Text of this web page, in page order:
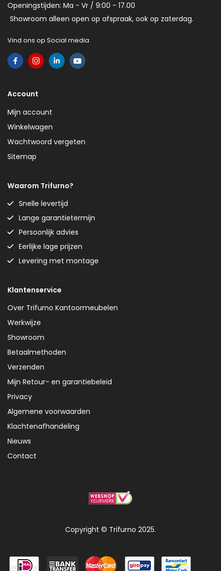
Openingstijden: Ma - Vr / 9:00 - 17.00
Showroom alleen open op afspraak, ook op zaterdag.
Vind ons op Social media
Account
Mijn account
Winkelwagen
Wachtwoord vergeten
Sitemap
Waarom Trifurno?
Snelle levertijd
Lange garantietermijn
Persoonlijk advies
Eerlijke lage prijzen
Levering met montage
Klantenservice
Over Trifurno Kantoormeubelen
Werkwijze
Showroom
Betaalmethoden
Verzenden
Mijn Retour- en garantiebeleid
Privacy
Algemene voorwaarden
Klachtenafhandeling
Nieuws
Contact
Copyright © Trifurno 2025.